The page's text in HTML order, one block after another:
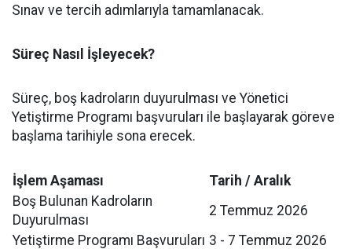
Sınav ve tercih adımlarıyla tamamlanacak.
Süreç Nasıl İşleyecek?
Süreç, boş kadroların duyurulması ve Yönetici
Yetiştirme Programı başvuruları ile başlayarak göreve
başlama tarihiyle sona erecek.
İşlem Aşaması
Tarih / Aralık
Boş Bulunan Kadroların
Duyurulması
2 Temmuz 2026
Yetiştirme Programı Başvuruları 3 - 7 Temmuz 2026